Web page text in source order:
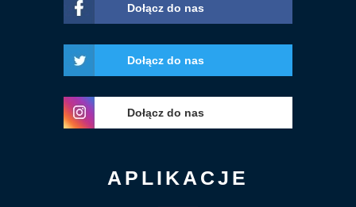
Dołącz do nas
Dołącz do nas
Dołącz do nas
APLIKACJE